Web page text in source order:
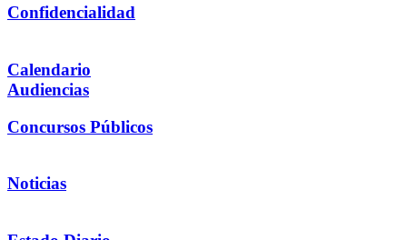
Confidencialidad
Calendario
Audiencias
Concursos Públicos
Noticias